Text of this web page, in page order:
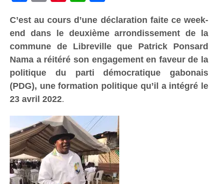
C’est au cours d’une déclaration faite ce week-
end dans le deuxième arrondissement de la
commune de Libreville que Patrick Ponsard
Nama a réitéré son engagement en faveur de la
politique du parti démocratique gabonais
(PDG), une formation politique qu’il a intégré le
23 avril 2022.